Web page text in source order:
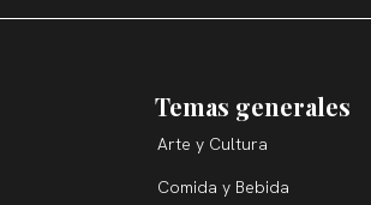
Temas generales
Arte y Cultura
Comida y Bebida